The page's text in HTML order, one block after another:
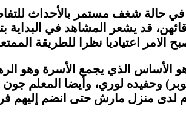
حالة شغف مستمر بالأحداث
قد يشعر المشاهد في البداية
اعتياديا نظرا للطريقة
الأساس الذي يجمع الأسرة وهو
وحفيده لوري، وأيضا المعلم جون